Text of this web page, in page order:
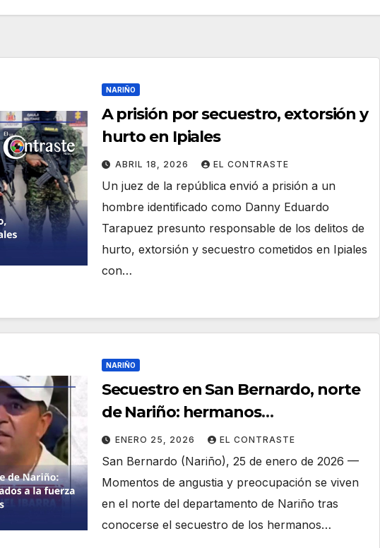
NARIÑO
A prisión por secuestro, extorsión y
hurto en Ipiales
ABRIL 18, 2026 EL CONTRASTE
Un juez de la república envió a prisión a un
hombre identificado como Danny Eduardo
Tarapuez presunto responsable de los delitos de
hurto, extorsión y secuestro cometidos en Ipiales
con…
NARIÑO
Secuestro en San Bernardo, norte
de Nariño: hermanos
comerciantes fueron llevados a la
fuerza por hombres armados
ENERO 25, 2026 EL CONTRASTE
San Bernardo (Nariño), 25 de enero de 2026 —
Momentos de angustia y preocupación se viven
en el norte del departamento de Nariño tras
conocerse el secuestro de los hermanos…